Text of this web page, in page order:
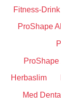
Fitness-Drink
ProShape
Herbaslim
Med